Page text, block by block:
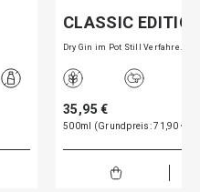
CLASSIC
Dry Gin im Pot Still Verfahre…
35,95 €
500ml (Grundpreis: 71,90 €